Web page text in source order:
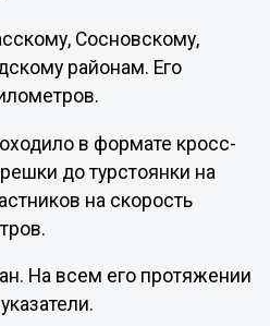
Сосновскому,
районам. Его
в формате кросс-
до турстоянки на
на скорость
На всем его протяжении